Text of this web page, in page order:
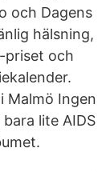
och Dagens
hälsning,
priset och
Malmö Ingen
lite AIDS